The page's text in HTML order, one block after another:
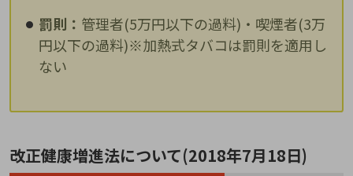
罰則： 管理者(5万円以下の過料)・喫煙者(3万
円以下の過料)※加熱式タバコは罰則を適用し
ない
改正健康増進法について(2018年7月18日)